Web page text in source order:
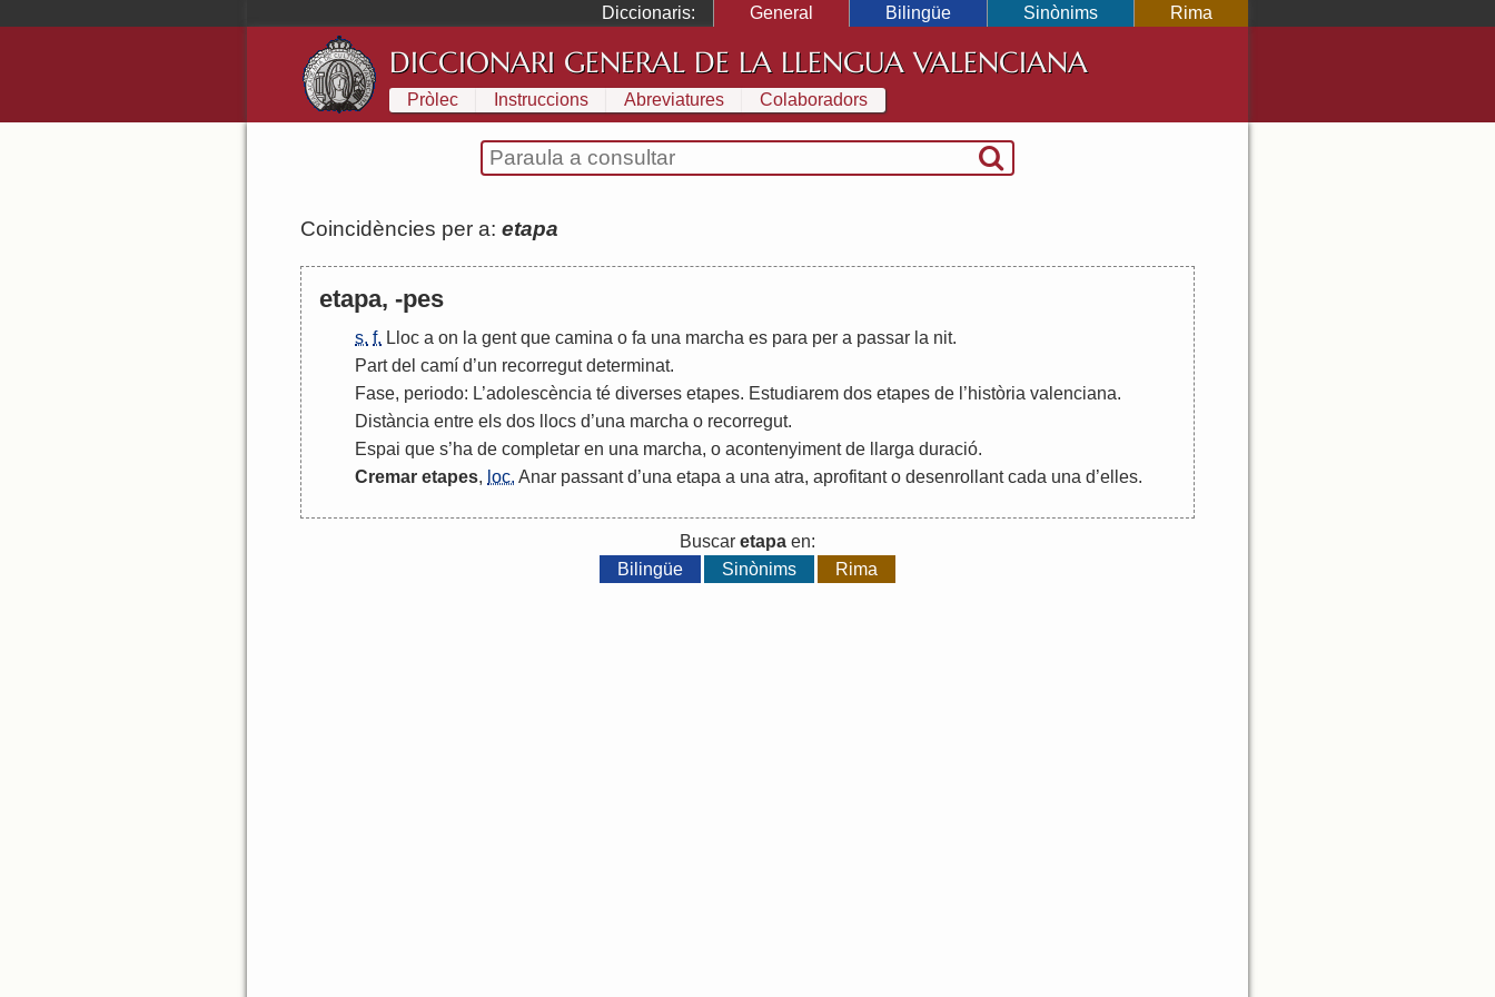
Diccionaris: General Bilingüe Sinònims Rima
DICCIONARI GENERAL DE LA LLENGUA VALENCIANA
Pròlec Instruccions Abreviatures Colaboradors
Coincidències per a: etapa
etapa, -pes
s. f. Lloc a on la gent que camina o fa una marcha es para per a passar la nit.
Part del camí d’un recorregut determinat.
Fase, periodo: L’adolescència té diverses etapes. Estudiarem dos etapes de ’història valenciana.
Distància entre els dos llocs d’una marcha o recorregut.
Espai que s’ha de completar en una marcha, o acontenyiment de llarga duració.
Cremar etapes, loc. Anar passant d’una etapa a una atra, aprofitant o desenrollant cada una d’elles.
Buscar etapa en:
Bilingüe
Sinònims Rima